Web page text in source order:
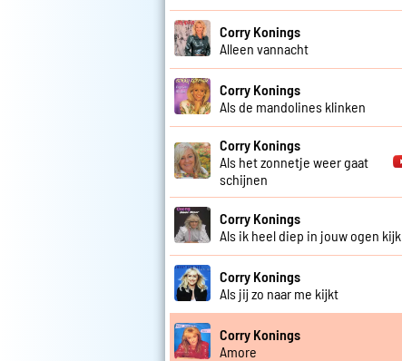
Corry Konings
Alleen vannacht
Corry Konings
Als de mandolines klinken
Corry Konings
Als het zonnetje weer gaat
schijnen
Corry Konings
Als ik heel diep in jouw ogen kijk
Corry Konings
Als jij zo naar me kijkt
Corry Konings
Amore